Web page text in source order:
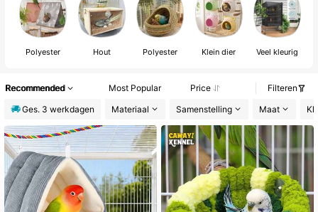
Vogelhuisjes Voor Buiten
Polyester Hout Polyester Klein dier Veel kleurig
Recommended Most Popular Price
Filteren
Ges. 3 werkdagen
Materiaal Samenstelling Maat